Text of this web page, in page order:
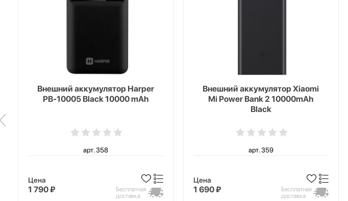
Внешний аккумулятор Harper
PB-10005 Black 10000 mAh
арт. 358
Цена
1 790 ₽
Бесплатная
доставка
Внешний аккумулятор Xiaomi
Mi Power Bank 2 10000mAh
Black
арт. 359
Цена
1 690 ₽
Бесплатная
доставка